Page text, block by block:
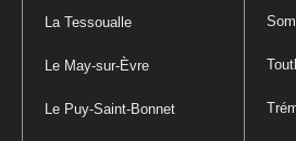
La Tessoualle
Le May-sur-Èvre
Le Puy-Saint-Bonnet